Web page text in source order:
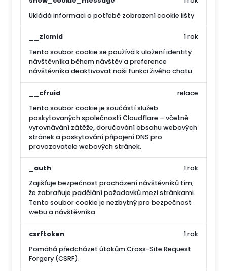
Ukládá informaci o potřebě zobrazení cookie lišty
__zlcmid
Tento soubor cookie se používá k uložení identity
návštěvníka během návštěv a preference
návštěvníka deaktivovat naši funkci živého chatu.
1 rok
__cfruid
Tento soubor cookie je součástí služeb
poskytovaných společností Cloudflare – včetně
vyrovnávání zátěže, doručování obsahu webových
stránek a poskytování připojení DNS pro
provozovatele webových stránek.
relace
_auth
Zajišťuje bezpečnost procházení návštěvníků tím,
že zabraňuje padělání požadavků mezi stránkami.
Tento soubor cookie je nezbytný pro bezpečnost
webu a návštěvníka.
1 rok
csrftoken
Pomáhá předcházet útokům Cross-Site Request
Forgery (CSRF).
1 rok